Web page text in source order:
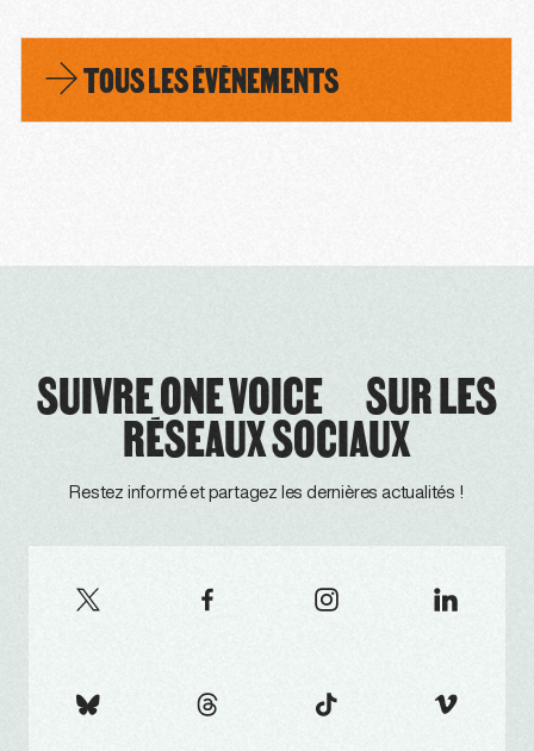
TOUS LES ÉVÈNEMENTS
SUIVRE ONE VOICE SUR LES
RÉSEAUX SOCIAUX
Restez informé et partagez les dernières actualités !